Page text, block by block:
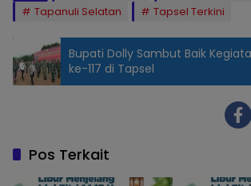
Tapanuli Selatan
Tapsel Terkini
Bupati Dolly Sambut Baik
ke-117 di Tapsel
Pos Terkait